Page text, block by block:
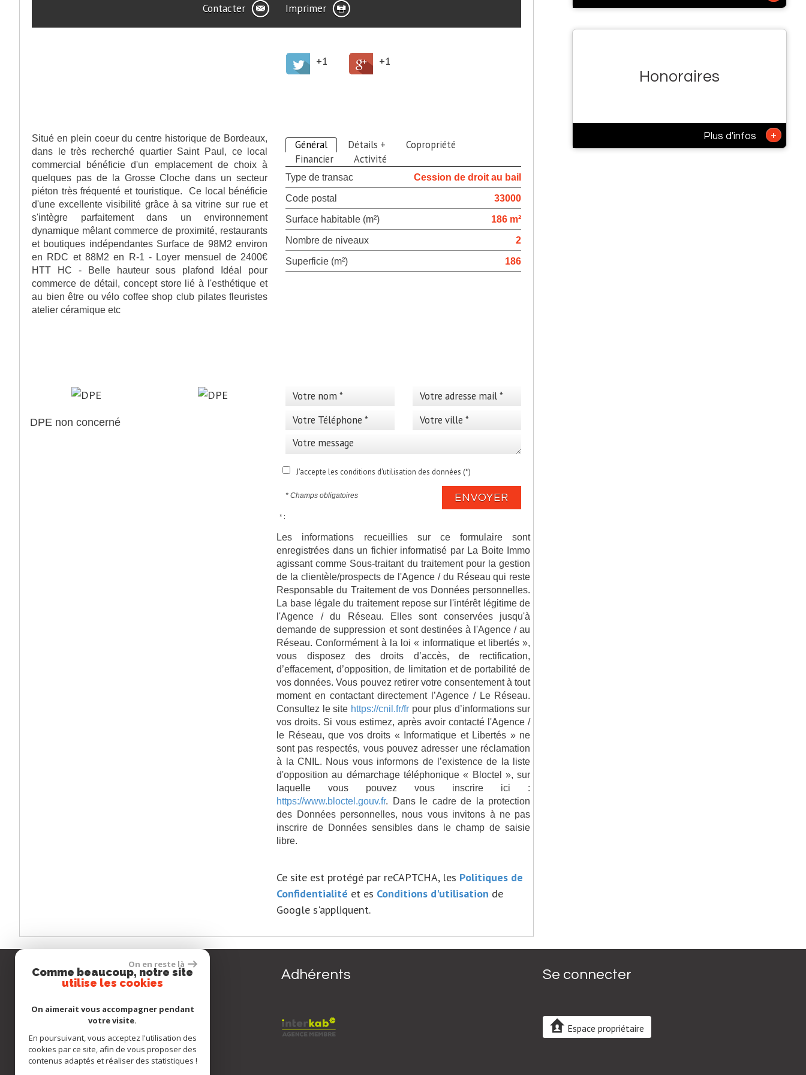
Contacter Imprimer
+1 +1
Situé en plein coeur du centre historique de Bordeaux,
dans le très recherché quartier Saint Paul, ce local
commercial bénéficie d'un emplacement de choix à
quelques pas de la Grosse Cloche dans un secteur
piéton très fréquenté et touristique. Ce local bénéficie
d'une excellente visibilité grâce à sa vitrine sur rue et
s'intègre parfaitement dans un environnement
dynamique mêlant commerce de proximité, restaurants
et boutiques indépendantes Surface de 98M2 environ
en RDC et 88M2 en R-1 - Loyer mensuel de 2400€
HTT HC - Belle hauteur sous plafond Idéal pour
commerce de détail, concept store lié à l'esthétique et
au bien être ou vélo coffee shop club pilates fleuristes
atelier céramique etc
Général Détails +
Copropriété
Financier
Activité
Type de transac
Cession de droit au bail
Code postal
33000
Surface habitable (m²)
186 m²
Nombre de niveaux
2
Superficie (m²)
186
DPE non concerné
J'accepte les conditions d'utilisation des données (*)
* Champs obligatoires ENVOYER
* :
Les informations recueillies sur ce formulaire sont
enregistrées dans un fichier informatisé par La Boite Immo
agissant comme Sous-traitant du traitement pour la gestion
de la clientèle/prospects de l'Agence / du Réseau qui reste
Responsable du Traitement de vos Données personnelles.
La base légale du traitement repose sur l'intérêt légitime de
l'Agence / du Réseau. Elles sont conservées jusqu'à
demande de suppression et sont destinées à l'Agence / au
Réseau. Conformément à la loi « informatique et libertés »,
vous disposez des droits d’accès, de rectification,
d’effacement, d’opposition, de limitation et de portabilité de
vos données. Vous pouvez retirer votre consentement à tout
moment en contactant directement l’Agence / Le Réseau.
Consultez le site https://cnil.fr/frpour plus d’informations sur
vos droits. Si vous estimez, après avoir contacté l'Agence /
le Réseau, que vos droits « Informatique et Libertés » ne
sont pas respectés, vous pouvez adresser une réclamation
à la CNIL. Nous vous informons de l’existence de la liste
d'opposition au démarchage téléphonique « Bloctel », sur
laquelle vous pouvez vous inscrire ici :
https://www.bloctel.gouv.fr. Dans le cadre de la protection
des Données personnelles, nous vous invitons à ne pas
inscrire de Données sensibles dans le champ de saisie
libre.
Ce site est protégé par reCAPTCHA, les Politiques de
Confidentialité et es Conditions d'utilisation de
Google s'appliquent.
Honoraires
Plus d'infos +
Notre société
E-mail : contact@gcimmopro.com
33700 Mérignac
Adhérents Se connecter
Espace propriétaire
On en reste là
Comme beaucoup, notre site
utilise les cookies
On aimerait vous accompagner pendant
votre visite.
En poursuivant, vous acceptez l'utilisation des
cookies par ce site, afin de vous proposer des
contenus adaptés et réaliser des statistiques !